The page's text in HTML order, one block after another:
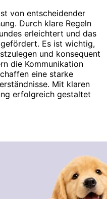
von entscheidender
Durch klare Regeln
erleichtert und das
Es ist wichtig,
und konsequent
die Kommunikation
eine starke
Mit klaren
erfolgreich gestaltet